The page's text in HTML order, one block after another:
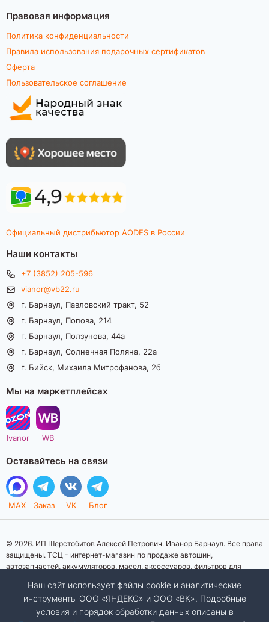
Правовая информация
Политика конфиденциальности
Правила использования подарочных сертификатов
Оферта
Пользовательское соглашение
Официальный дистрибьютор AODES в России
Наши контакты
+7 (3852) 205-596
vianor@vb22.ru
г. Барнаул, Павловский тракт, 52
г. Барнаул, Попова, 214
г. Барнаул, Ползунова, 44а
г. Барнаул, Солнечная Поляна, 22а
г. Бийск, Михаила Митрофанова, 2б
Мы на маркетплейсах
Ivanor WB
Оставайтесь на связи
MAX Заказ VK Блог
© 2026. ИП Шерстобитов Алексей Петрович. Иванор Барнаул. Все права
защищены. ТСЦ - интернет-магазин по продаже автошин,
автозапчастей, аккумуляторов, масел, аксессуаров, фильтров для
информационный характер. Представленная информация о товарах, их
стоимости, характеристик, фото, наличия на складе ни при каких
условиях не является публичной офертой, определяемой положениями
Наш сайт использует файлы cookie и аналитические
инструменты ООО «ЯНДЕКС» и ООО «ВК». Подробные
условия и порядок обработки данных описаны в